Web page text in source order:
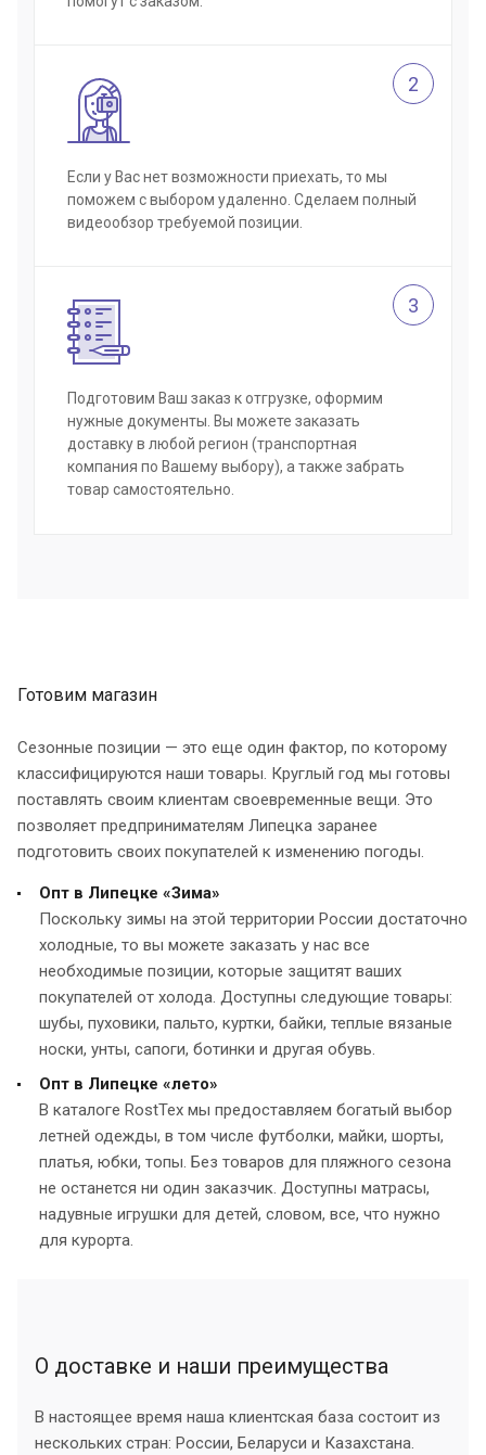
2
Если у Вас нет возможности приехать, то мы
поможем с выбором удаленно. Сделаем полный
видеообзор требуемой позиции.
3
Подготовим Ваш заказ к отгрузке, оформим
нужные документы. Вы можете заказать
доставку в любой регион (транспортная
компания по Вашему выбору), а также забрать
товар самостоятельно.
Готовим магазин
Сезонные позиции — это еще один фактор, по которому
классифицируются наши товары. Круглый год мы готовы
поставлять своим клиентам своевременные вещи. Это
позволяет предпринимателям Липецка заранее
подготовить своих покупателей к изменению погоды.
Опт в Липецке «Зима»
Поскольку зимы на этой территории России достаточно
холодные, то вы можете заказать у нас все
необходимые позиции, которые защитят ваших
покупателей от холода. Доступны следующие товары:
шубы, пуховики, пальто, куртки, байки, теплые вязаные
носки, унты, сапоги, ботинки и другая обувь.
Опт в Липецке «лето»
В каталоге RostTex мы предоставляем богатый выбор
летней одежды, в том числе футболки, майки, шорты,
платья, юбки, топы. Без товаров для пляжного сезона
не останется ни один заказчик. Доступны матрасы,
надувные игрушки для детей, словом, все, что нужно
для курорта.
О доставке и наши преимущества
В настоящее время наша клиентская база состоит из
нескольких стран: России, Беларуси и Казахстана.